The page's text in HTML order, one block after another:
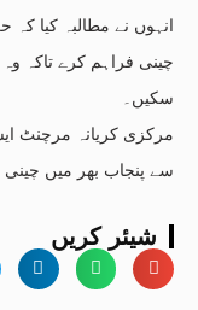
سکیں۔
سے پنجاب بھر میں
شیئر کریں